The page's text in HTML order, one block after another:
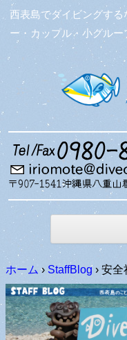
西表島でダイビングする
ー・カップル・小グル
ホーム › StaffBlog › 安全